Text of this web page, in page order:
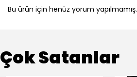
Bu ürün için henüz yorum yapılmamış.
Çok Satanlar